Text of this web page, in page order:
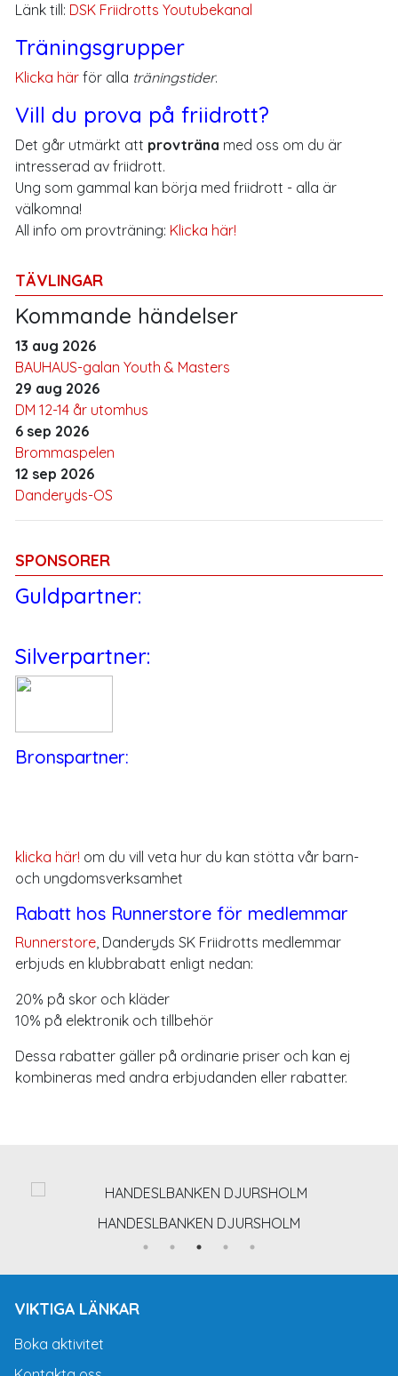
Länk till: DSK Friidrotts Youtubekanal
Träningsgrupper
Klicka här för alla träningstider.
Vill du prova på friidrott?
Det går utmärkt att provträna med oss om du är
intresserad av friidrott.
Ung som gammal kan börja med friidrott - alla är
välkomna!
All info om provträning: Klicka här!
TÄVLINGAR
Kommande händelser
13 aug 2026
BAUHAUS-galan Youth & Masters
29 aug 2026
DM 12-14 år utomhus
6 sep 2026
Brommaspelen
12 sep 2026
Danderyds-OS
SPONSORER
Guldpartner:
Silverpartner:
Bronspartner:
klicka här! om du vill veta hur du kan stötta vår barn-
och ungdomsverksamhet
Rabatt hos Runnerstore för medlemmar
Runnerstore , Danderyds SK Friidrotts medlemmar
erbjuds en klubbrabatt enligt nedan:
20% på skor och kläder
10% på elektronik och tillbehör
Dessa rabatter gäller på ordinarie priser och kan ej
kombineras med andra erbjudanden eller rabatter.
HANDESLBANKEN DJURSHOLM
VIKTIGA LÄNKAR
Boka aktivitet